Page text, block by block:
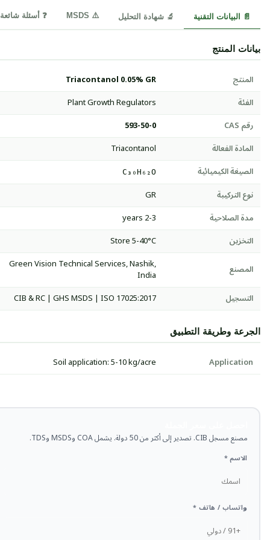
📄 البيانات التقنية 🔬 شهادة التحليل ⚠️ MSDS ❓ أسئلة شائعة
بيانات المنتج
المنتج
Triacontanol 0.05% GR
الفئة
Plant Growth Regulators
رقم CAS
593-50-0
المادة الفعالة
Triacontanol
الصيغة الكيميائية
C₃₀H₆₂O
نوع التركيبة
GR
مدة الصلاحية
2-3 years
التخزين
Store 5-40°C
المصنع
Green Vision Technical Services, Nashik,
India
التسجيل
CIB & RC | GHS MSDS | ISO 17025:2017
الجرعة وطريقة التطبيق
Application
Soil application: 5-10 kg/acre
مصنع مسجل CIB. تصدير إلى أكثر من 50 دولة. يشمل COA وMSDS وTDS.
الاسم *
واتساب / هاتف *